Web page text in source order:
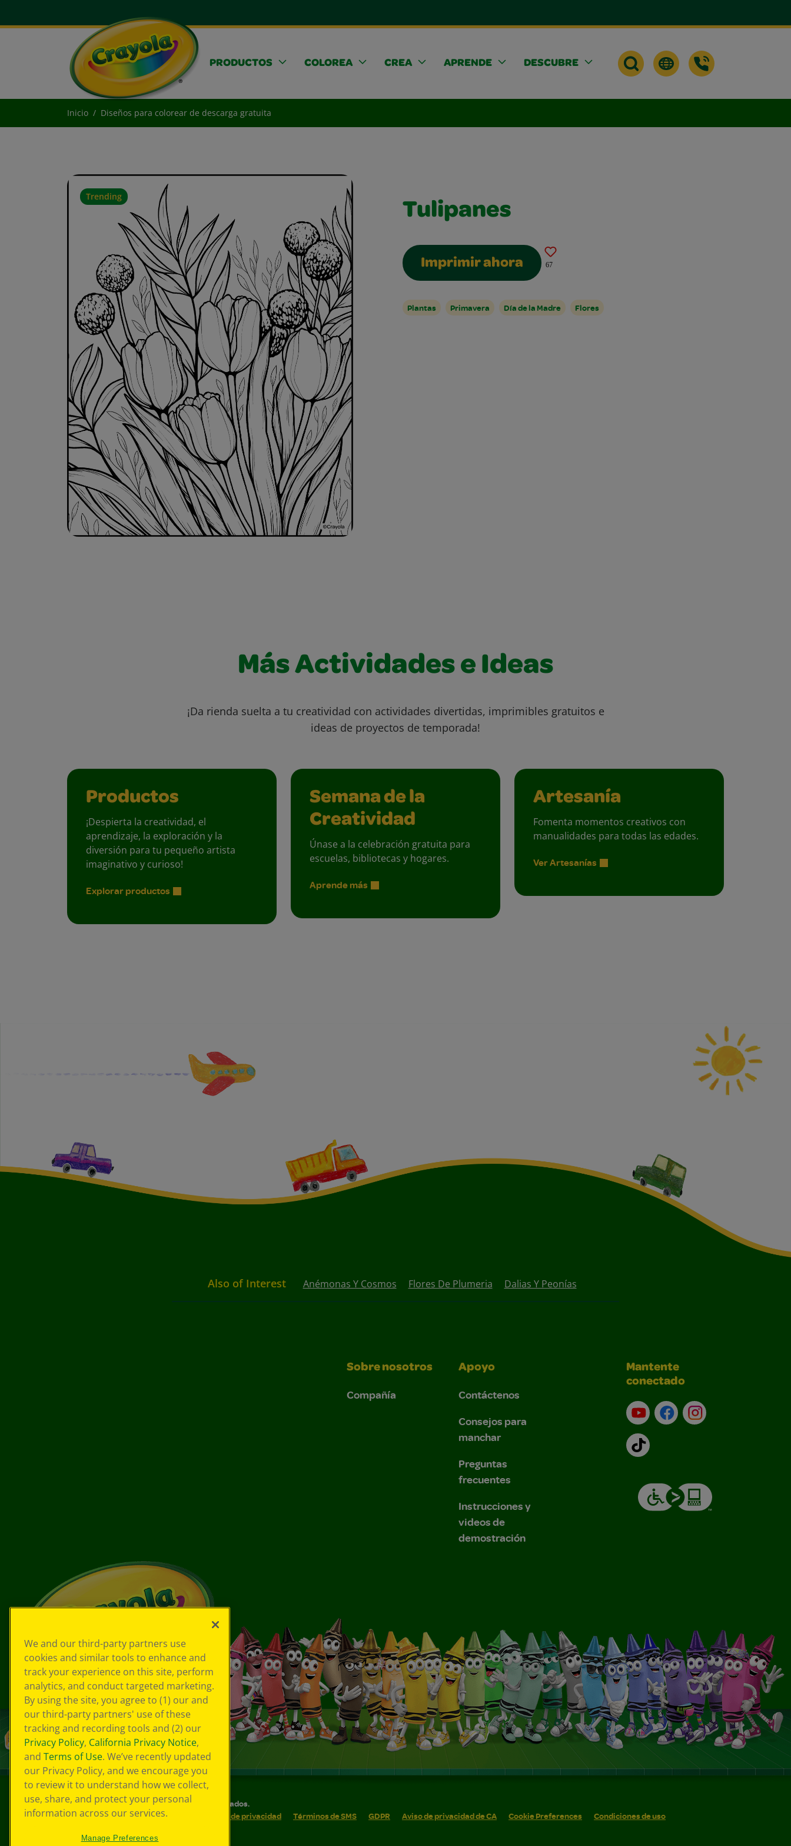
PRODUCTOS COLOREA CREA APRENDE DESCUBRE
Inicio Diseños para colorear de descarga gratuita
Trending
Tulipanes
Imprimir ahora 67
Plantas Primavera Día de la Madre Flores
Más Actividades e Ideas
¡Da rienda suelta a tu creatividad con actividades divertidas, imprimibles gratuitos e
ideas de proyectos de temporada!
Productos
¡Despierta la creatividad, el
aprendizaje, la exploración y la
diversión para tu pequeño artista
imaginativo y curioso!
Explorar productos
Semana de la
Creatividad
Únase a la celebración gratuita para
escuelas, bibliotecas y hogares.
Aprende más
Artesanía
Fomenta momentos creativos con
manualidades para todas las edades.
Ver Artesanías
Also of Interest Anémonas Y Cosmos Flores De Plumeria Dalias Y Peonías
Sobre nosotros
Compañía
Apoyo
Contáctenos
Consejos para
manchar
Preguntas
frecuentes
Instrucciones y
videos de
demostración
Mantente
conectado
YouTube (en inglés)
Facebook (en inglés)
Instagram (en
TikTok
© 2026 Crayola® Todos los derechos reservados.
Sus opciones de privacidad
Política de privacidad Términos de SMS GDPR Aviso de privacidad de CA Cookie Preferences
Condiciones de uso
We and our third-party partners use
cookies and similar tools to enhance and
track your experience on this site, perform
analytics, and conduct targeted marketing.
By using the site, you agree to (1) our and
our third-party partners' use of these
tracking and recording tools and (2) our
Privacy Policy, California Privacy Notice,
and Terms of Use. We’ve recently updated
our Privacy Policy, and we encourage you
to review it to understand how we collect,
use, share, and protect your personal
information across our services.
Manage Preferences